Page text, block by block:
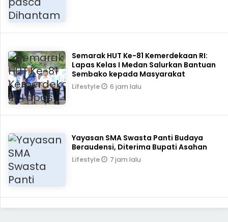
Semarak HUT Ke-81 Kemerdekaan RI:
Lapas Kelas I Medan Salurkan Bantuan
Sembako kepada Masyarakat
Lifestyle 6 jam lalu
Yayasan SMA Swasta Panti Budaya
Beraudensi, Diterima Bupati Asahan
Lifestyle 7 jam lalu